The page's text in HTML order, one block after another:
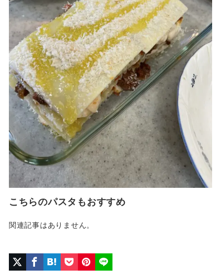
こちらのパスタもおすすめ
関連記事はありません。